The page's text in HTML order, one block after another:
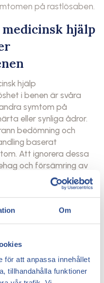
Om
för att anpassa innehållet
tillhandahålla funktioner
på rastlösaben.
hjälp
hjälp
i benen är svåra
symtom på
eller synliga ådror.
bedömning och
baserat
Att ignorera dessa
och försämring av
för
eller bandage
och förbättra